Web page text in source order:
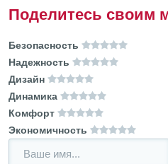
Поделитесь своим
Безопасность
Надежность
Дизайн
Динамика
Комфорт
Экономичность